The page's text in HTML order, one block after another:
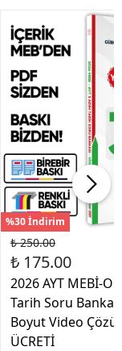
%30 İndirim
₺ 250.00
₺ 175.00
2026 AYT MEBİ-
Tarih Soru
Boyut Video
ÜCRETİ